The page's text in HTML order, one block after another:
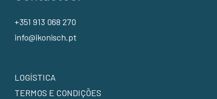
+351 913 068 270
info@ikonisch.pt
LOGÍSTICA
TERMOS E CONDIÇÕES